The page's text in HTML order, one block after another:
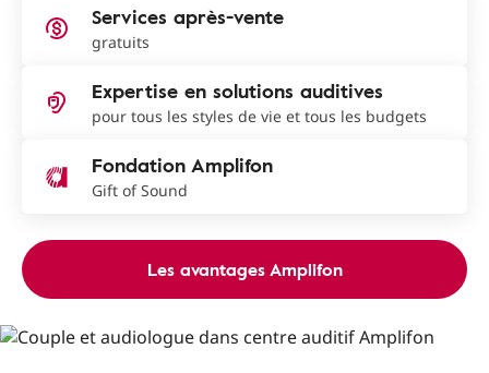
Services après-vente
gratuits
Expertise en solutions auditives
pour tous les styles de vie et tous les budgets
Fondation Amplifon
Gift of Sound
Les avantages Amplifon